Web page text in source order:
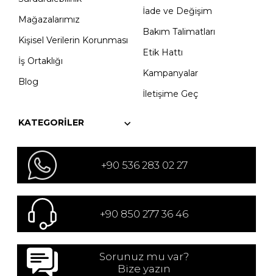
Mağazalarımız
Kişisel Verilerin Korunması
İş Ortaklığı
Blog
İade ve Değişim
Bakım Talimatları
Etik Hattı
Kampanyalar
İletişime Geç
KATEGORILER
+90 536 283 02 27
+90 850 277 36 46
Sorunuz mu var?
Bize yazın